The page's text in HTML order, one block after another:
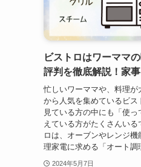
ビストロはワーママ
評判を徹底解説！家
忙しいワーママや、料理が
から人気を集めているビス
見ている方の中にも「使
えている方がたくさんいる
ロは、オーブンやレンジ
理家電に求める「オート調
2024年5月7日